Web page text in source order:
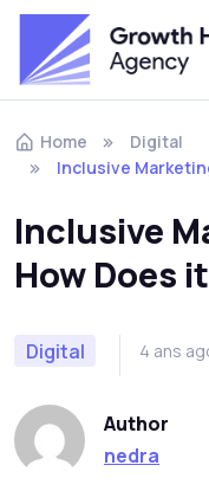
Home
Digital
Inclusive
Inclusive
How Does
Digital 4 ans
Author
nedra